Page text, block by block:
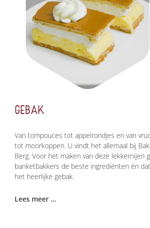
GEBAK
Van tompouces tot appelrondjes en van
tot moorkoppen. U vindt het allemaal bij
Berg. Voor het maken van deze lekkernijen
banketbakkers de beste ingrediënten én
het heerlijke gebak.
Lees meer …